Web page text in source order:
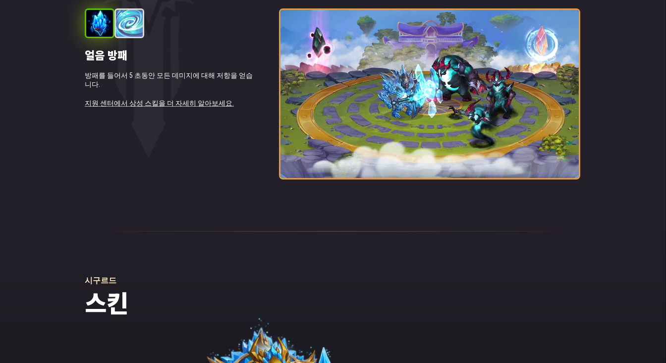
얼음 방패
방패를 들어서 5 초동안 모든 데미지에 대해 저항을 얻습
니다.
지원 센터에서 상성 스킬을 더 자세히 알아보세요.
깊은 곳의 축복 (물의 영혼 토템)
전장에 물의 타이탄이 최소 3명 이상 있을 경우 사용 가능
합니다.
데미지를 입힙니다. 각 활성화는 회복된 체력을 치유가 필
시구르드
스킨